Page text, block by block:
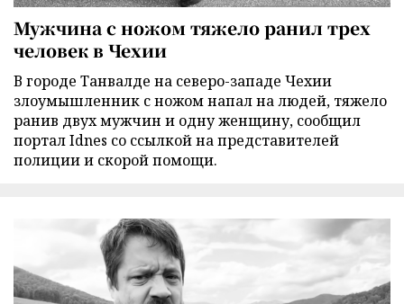
Мужчина с ножом тяжело ранил трех
человек в Чехии
В городе Танвалде на северо-западе Чехии
злоумышленник с ножом напал на людей, тяжело
ранив двух мужчин и одну женщину, сообщил
портал Idnes со ссылкой на представителей
полиции и скорой помощи.